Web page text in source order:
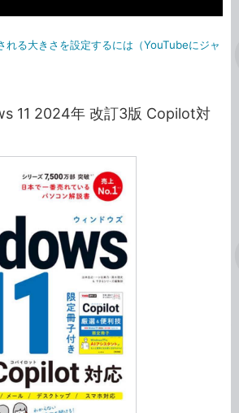
れる大きさを設定するには（YouTubeにジャ
11 2024年 改訂3版 Copilot対